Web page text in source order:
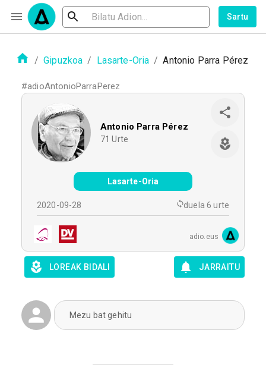
Sartu
/ Gipuzkoa / Lasarte-Oria / Antonio Parra Pérez
#adioAntonioParraPerez
Antonio Parra Pérez
71 Urte
Lasarte-Oria
2020-09-28 duela 6 urte
adio.eus
LOREAK BIDALI JARRAITU
Mezu bat gehitu